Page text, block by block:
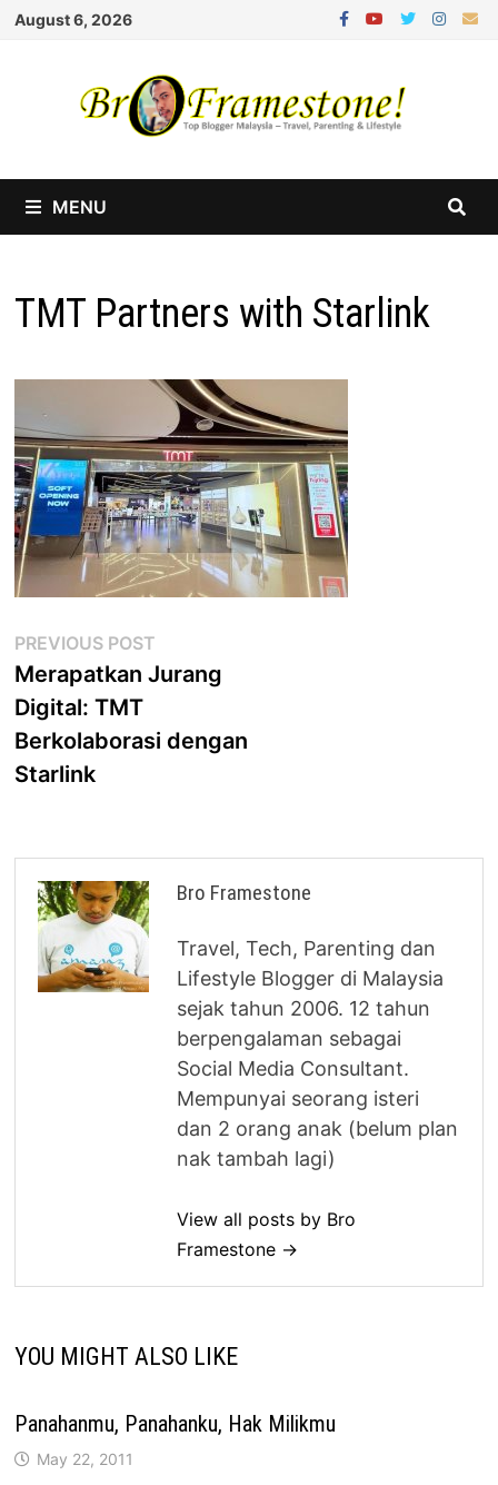
Skip
August 6, 2026
MENU
TMT Partners with Starlink
Post
navigation
PREVIOUS POST
post:
Merapatkan Jurang
Digital: TMT
Berkolaborasi dengan
Starlink
Bro Framestone
Travel, Tech, Parenting dan
Lifestyle Blogger di Malaysia
sejak tahun 2006. 12 tahun
berpengalaman sebagai
Social Media Consultant.
Mempunyai seorang isteri
dan 2 orang anak (belum plan
nak tambah lagi)
View all posts by Bro
Framestone →
YOU MIGHT ALSO LIKE
Panahanmu, Panahanku, Hak Milikmu
May 22, 2011